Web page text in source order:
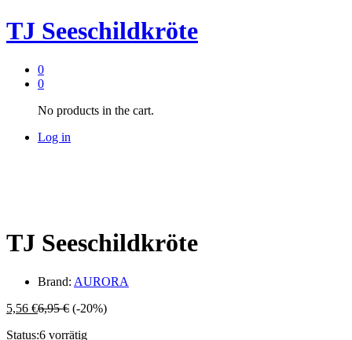
TJ Seeschildkröte
0
0
No products in the cart.
Log in
TJ Seeschildkröte
Brand: AURORA
5,56 €6,95€ (-20%)
Status:6 vorrätig